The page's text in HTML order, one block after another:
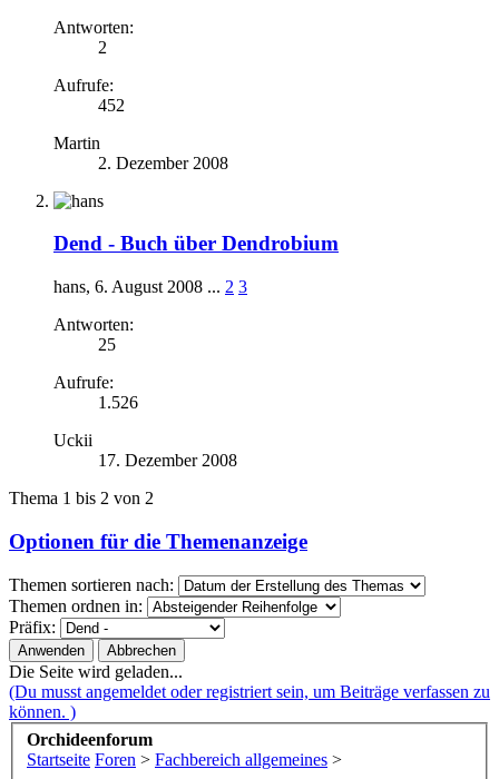
Antworten:
2
Aufrufe:
452
Martin
2. Dezember 2008
Dend - Buch über Dendrobium
hans, 6. August 2008 ... 2 3
Antworten:
25
Aufrufe:
1.526
Uckii
17. Dezember 2008
Thema 1 bis 2 von 2
Optionen für die Themenanzeige
Themen sortieren nach:
Themen ordnen in:
Präfix:
Die Seite wird geladen...
(Du musst angemeldet oder registriert sein, um Beiträge verfassen zu
können. )
Orchideenforum
Startseite Foren > Fachbereich allgemeines >